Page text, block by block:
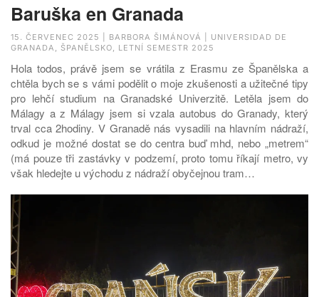
Baruška en Granada
15. ČERVENEC 2025 | BARBORA ŠIMÁNOVÁ | UNIVERSIDAD DE
GRANADA, ŠPANĚLSKO, LETNÍ SEMESTR 2025
Hola todos, právě jsem se vrátila z Erasmu ze Španělska a
chtěla bych se s vámi podělit o moje zkušenosti a užitečné tipy
pro lehčí studium na Granadské Univerzitě. Letěla jsem do
Málagy a z Málagy jsem si vzala autobus do Granady, který
trval cca 2hodiny. V Granadě nás vysadili na hlavním nádraží,
odkud je možné dostat se do centra buď mhd, nebo „metrem“
(má pouze tři zastávky v podzemí, proto tomu říkají metro, vy
však hledejte u východu z nádraží obyčejnou tram…